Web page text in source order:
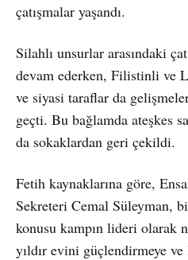
çatışmalar yaşandı.
Silahlı unsurlar arasındaki
devam ederken, Filistinli ve
ve siyasi taraflar da
geçti. Bu bağlamda ateşkes
da sokaklardan geri çekildi.
Fetih kaynaklarına göre,
Sekreteri Cemal Süleyman,
konusu kampın lideri olarak
yıldır evini güçlendirmeye